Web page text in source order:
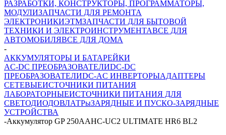
РАЗРАБОТКИ, КОНСТРУКТОРЫ, ПРОГРАММАТОРЫ,
МОДУЛИЗАПЧАСТИ ДЛЯ РЕМОНТА
ЭЛЕКТРОНИКИЭТМЗАПЧАСТИ ДЛЯ БЫТОВОЙ
ТЕХНИКИ И ЭЛЕКТРОИНСТРУМЕНТАВСЕ ДЛЯ
АВТОМОБИЛЯВСЕ ДЛЯ ДОМА
-
АККУМУЛЯТОРЫ И БАТАРЕЙКИ
AC-DC ПРЕОБРАЗОВАТЕЛИDC-DC
ПРЕОБРАЗОВАТЕЛИDC-AC ИНВЕРТОРЫАДАПТЕРЫ
СЕТЕВЫЕИСТОЧНИКИ ПИТАНИЯ
ЛАБОРАТОРНЫЕИСТОЧНИКИ ПИТАНИЯ ДЛЯ
СВЕТОДИОДОВЛАТРыЗАРЯДНЫЕ И ПУСКО-ЗАРЯДНЫЕ
УСТРОЙСТВА
-Аккумулятор GP 250AAHC-UC2 ULTIMATE HR6 BL2